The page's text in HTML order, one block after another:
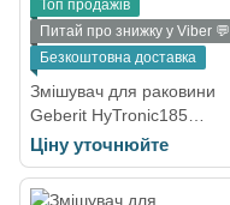
Топ продажів
Питай про знижку у Viber 💬
Безкоштовна доставка
Змішувач для раковини
Geberit HyTronic185
(116.145.21.1)
Ціну уточнюйте